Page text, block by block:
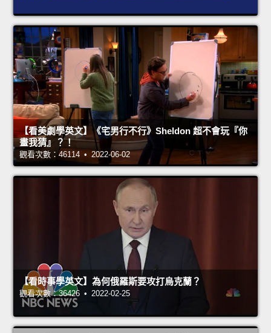
【看美劇學英文】《宅男行不行》Sheldon 超不會玩『你
畫我猜』？！
觀看次數：46114 • 2022-06-02
【看時事學英文】為何俄羅斯要攻打烏克蘭？
觀看次數：36426 • 2022-02-25